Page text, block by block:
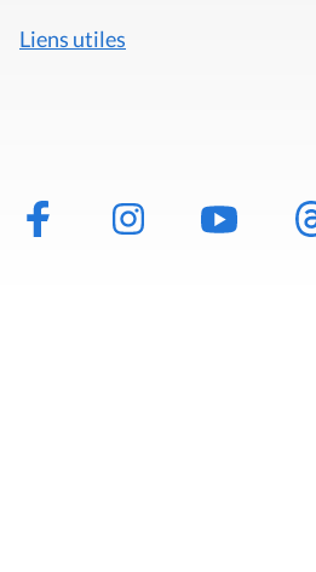
Liens utiles